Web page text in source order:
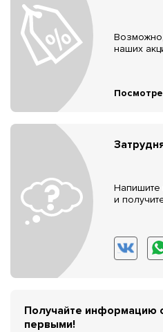
наших
Напишите
и
Получайте информацию
первыми!